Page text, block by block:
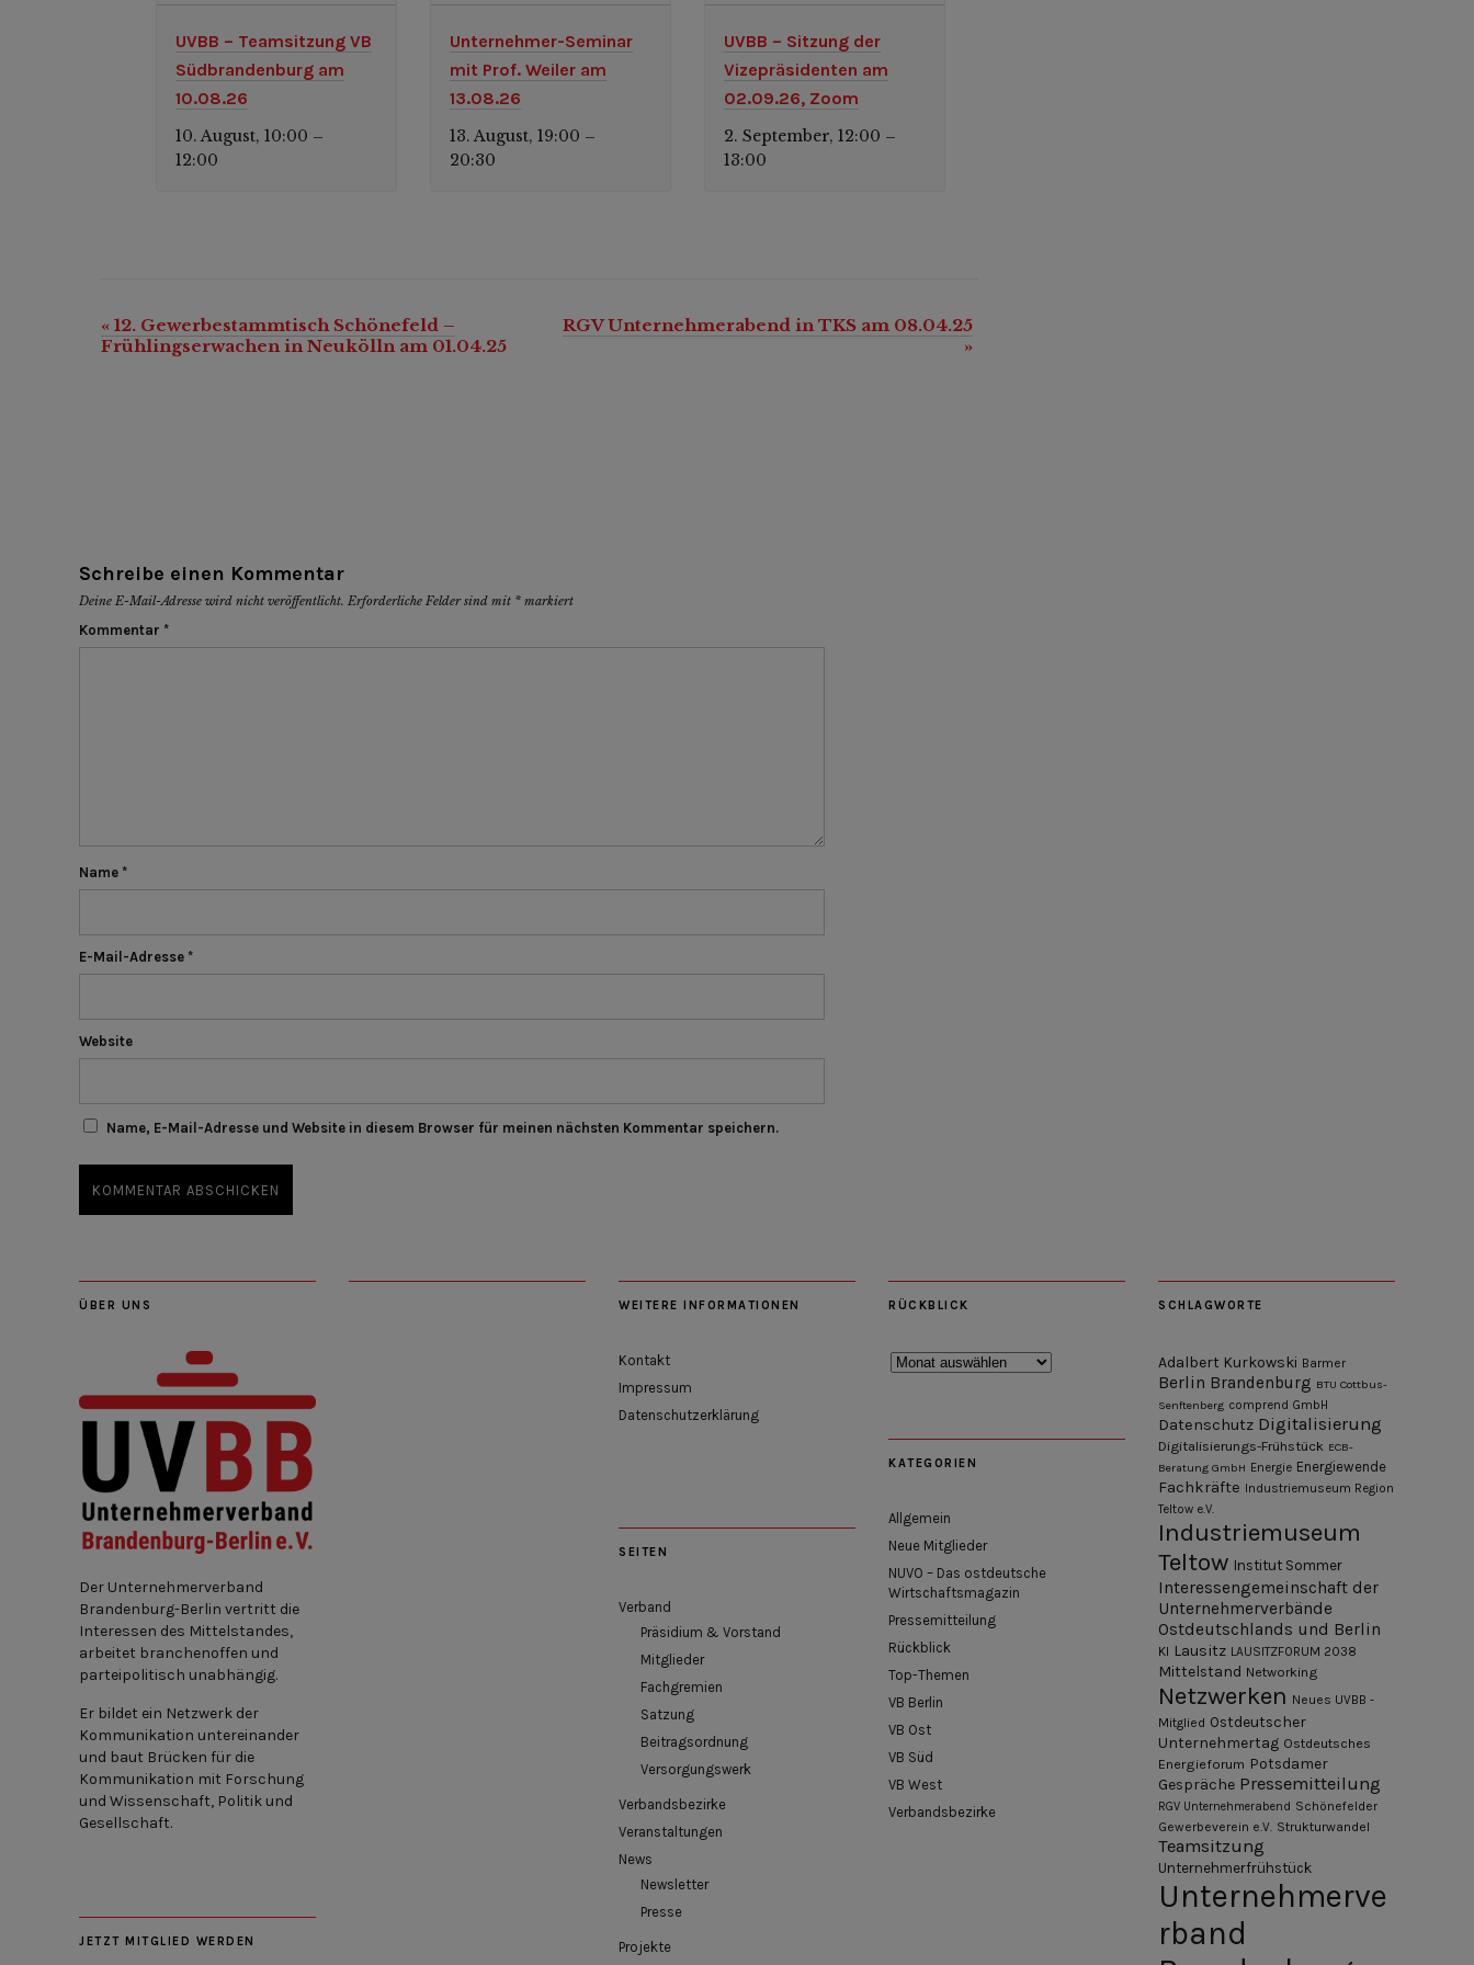
UVBB – Teamsitzung VB
Südbrandenburg am
10.08.26
10. August, 10:00 –
12:00
Unternehmer-Seminar
mit Prof. Weiler am
13.08.26
13. August, 19:00 –
20:30
UVBB – Sitzung der
Vizepräsidenten am
02.09.26, Zoom
2. September, 12:00 –
13:00
Veranstaltung-
Navigation
« 12. Gewerbestammtisch Schönefeld –
Frühlingserwachen in Neukölln am 01.04.25
RGV Unternehmerabend in TKS am 08.04.25
»
Schreibe einen Kommentar
Deine E-Mail-Adresse wird nicht veröffentlicht. Erforderliche Felder sind mit * markiert
Kommentar *
Name *
E-Mail-Adresse *
Website
Name, E-Mail-Adresse und Website in diesem Browser für meinen nächsten Kommentar speichern.
ÜBER UNS
Der Unternehmerverband
Brandenburg-Berlin vertritt die
Interessen des Mittelstandes,
arbeitet branchenoffen und
parteipolitisch unabhängig.
Er bildet ein Netzwerk der
Kommunikation untereinander
und baut Brücken für die
Kommunikation mit Forschung
und Wissenschaft, Politik und
Gesellschaft.
JETZT MITGLIED WERDEN
WEITERE INFORMATIONEN
Kontakt
Impressum
Datenschutzerklärung
SEITEN
Verband
Präsidium & Vorstand
Mitglieder
Fachgremien
Satzung
Beitragsordnung
Versorgungswerk
Verbandsbezirke
Veranstaltungen
News
Newsletter
Presse
Projekte
RÜCKBLICK
Rückblick
KATEGORIEN
Allgemein
Neue Mitglieder
NUVO – Das ostdeutsche
Wirtschaftsmagazin
Pressemitteilung
Rückblick
Top-Themen
VB Berlin
VB Ost
VB Süd
VB West
Verbandsbezirke
SCHLAGWORTE
Adalbert Kurkowski Barmer
Berlin Brandenburg BTU Cottbus-
Senftenberg comprend GmbH
Datenschutz Digitalisierung
Digitalisierungs-Frühstück ECB-
Beratung GmbH Energie Energiewende
Fachkräfte
Industriemuseum Region
Teltow e.V.
Industriemuseum
Teltow Institut Sommer
Interessengemeinschaft der
Unternehmerverbände
Ostdeutschlands und Berlin
KI Lausitz LAUSITZFORUM 2038
Mittelstand Networking
Netzwerken Neues UVBB -
Mitglied Ostdeutscher
Unternehmertag Ostdeutsches
Energieforum Potsdamer
Gespräche Pressemitteilung
RGV Unternehmerabend Schönefelder
Gewerbeverein e.V. Strukturwandel
Teamsitzung
Unternehmerfrühstück
Unternehmerve
rband